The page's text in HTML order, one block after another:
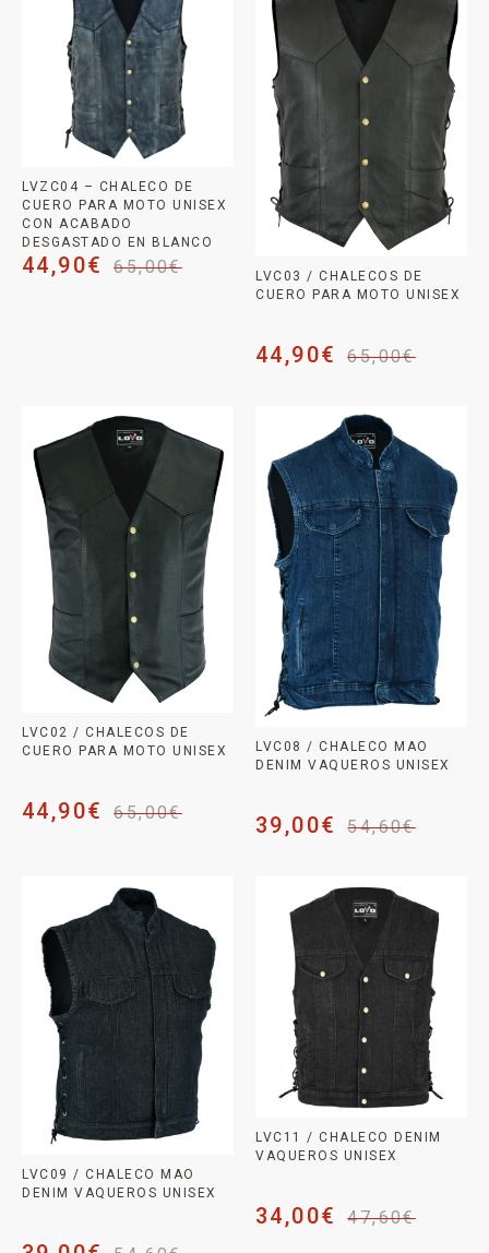
LVZC04 – CHALECO DE
CUERO PARA MOTO UNISEX
CON ACABADO
DESGASTADO EN BLANCO
65,00€
44,90€
LVC03 / CHALECOS DE
CUERO PARA MOTO UNISEX
65,00€
44,90€
LVC02 / CHALECOS DE
CUERO PARA MOTO UNISEX
65,00€
44,90€
LVC08 / CHALECO MAO
DENIM VAQUEROS UNISEX
54,60€
39,00€
LVC09 / CHALECO MAO
DENIM VAQUEROS UNISEX
LVC11 / CHALECO DENIM
VAQUEROS UNISEX
47,60€
34,00€